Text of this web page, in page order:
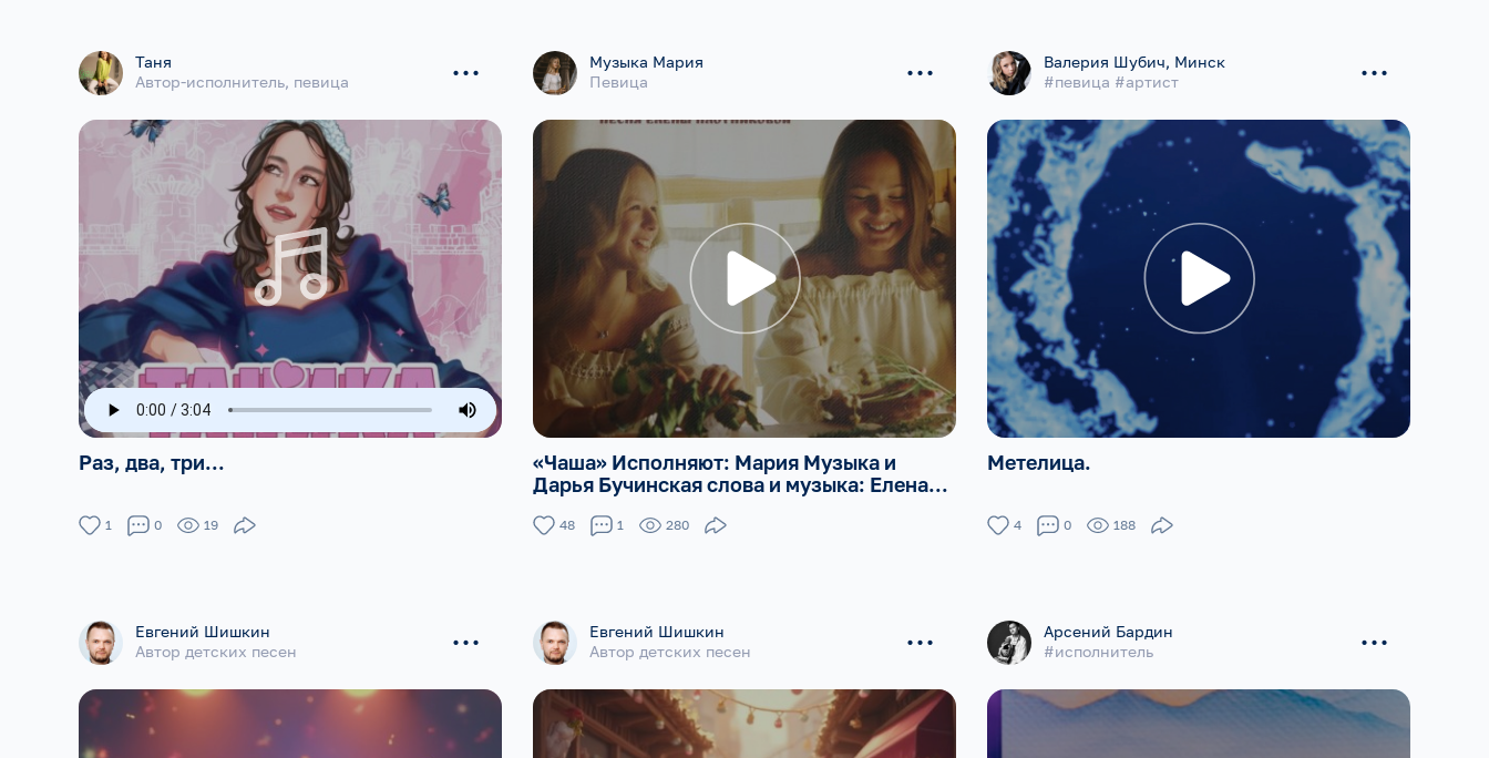
Таня
Автор-исполнитель, певица
...
Раз, два, три...
1 0 19
Музыка Мария
Певица
...
«Чаша» Исполняют: Мария Музыка и
Дарья Бучинская слова и музыка: Елена...
48 1 280
Валерия Шубич, Минск
#певица #артист
...
Метелица.
4 0 188
Евгений Шишкин
Автор детских песен
...
Евгений Шишкин
Автор детских песен
...
Арсений Бардин
#исполнитель
...